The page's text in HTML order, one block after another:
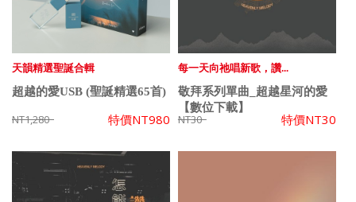
天韻精選聖誕合輯
超越的愛USB (聖誕精選65首)
NT1,280 特價NT980
每一天向祂唱新歌，讚...
敬拜系列單曲_超越星河的愛
【數位下載】
NT30 特價NT30